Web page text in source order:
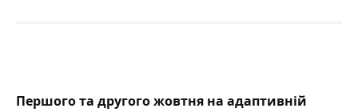
Першого та другого жовтня на адаптивній